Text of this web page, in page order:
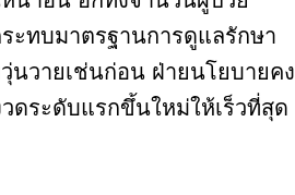
ะทบมาตรฐานการดูแลรักษา
นวายเช่นก่อน ฝ่ายนโยบายคง
ดระดับแรกขึ้นใหม่ให้เร็วที่สุด